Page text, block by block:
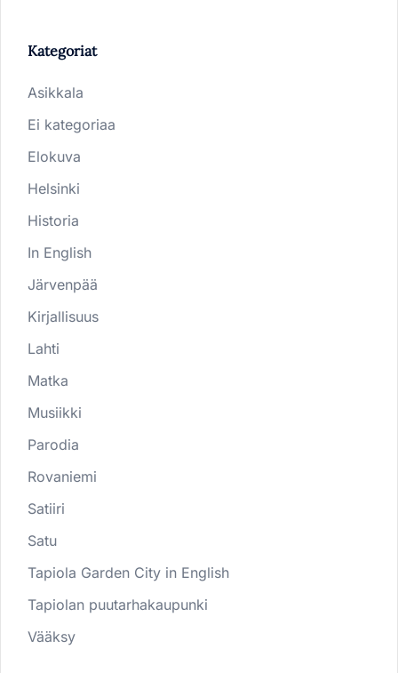
Kategoriat
Asikkala
Ei kategoriaa
Elokuva
Helsinki
Historia
In English
Järvenpää
Kirjallisuus
Lahti
Matka
Musiikki
Parodia
Rovaniemi
Satiiri
Satu
Tapiola Garden City in English
Tapiolan puutarhakaupunki
Vääksy